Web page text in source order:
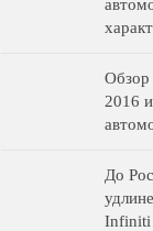
Обзор
2016
До
Infiniti